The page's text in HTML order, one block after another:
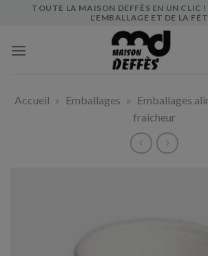
TOUTE LA MAISON DEFFÈS EN UN CLIC !
L'EMBALLAGE ET DE LA
Accueil » Emballages » Emballages
fraîcheur